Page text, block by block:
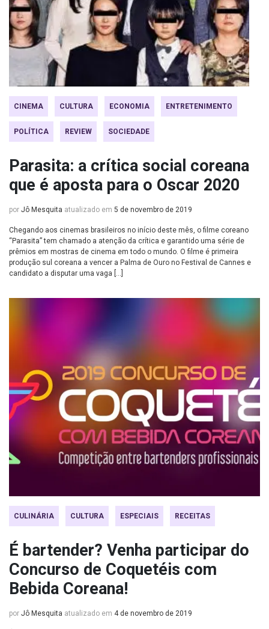
CINEMA CULTURA ECONOMIA ENTRETENIMENTO
POLÍTICA REVIEW SOCIEDADE
Parasita: a crítica social coreana
que é aposta para o Oscar 2020
por Jô Mesquita atualizado em 5 de novembro de 2019
Chegando aos cinemas brasileiros no início deste mês, o filme coreano
“Parasita” tem chamado a atenção da crítica e garantido uma série de
prêmios em mostras de cinema em todo o mundo. O filme é primeira
produção sul coreana a vencer a Palma de Ouro no Festival de Cannes e
candidato a disputar uma vaga […]
CULINÁRIA CULTURA ESPECIAIS RECEITAS
É bartender? Venha participar do
Concurso de Coquetéis com
Bebida Coreana!
por Jô Mesquita atualizado em 4 de novembro de 2019